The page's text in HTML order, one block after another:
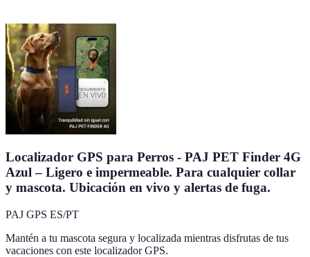
Localizador GPS para Perros - PAJ PET Finder 4G
Azul – Ligero e impermeable. Para cualquier collar
y mascota. Ubicación en vivo y alertas de fuga.
PAJ GPS ES/PT
Mantén a tu mascota segura y localizada mientras disfrutas de tus
vacaciones con este localizador GPS.